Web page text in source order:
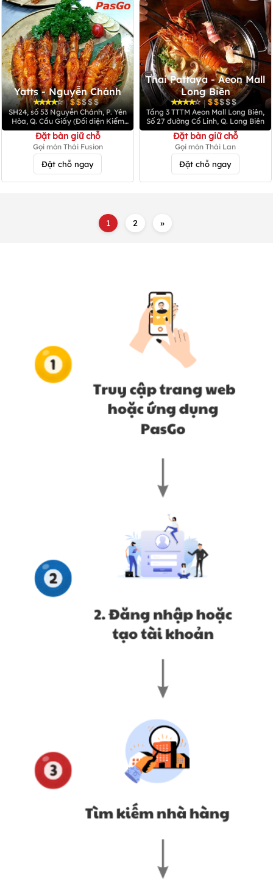
Yatts - Nguyễn Chánh
|
SH24, số 53 Nguyễn Chánh, P. Yên
Hòa, Q. Cầu Giấy (Đối diện Kiểm
Toán Nhà Nước 116 Nguyễn
Chánh)
Đặt bàn giữ chỗ
Gọi món Thái Fusion
Đặt chỗ ngay
Thai Pattaya - Aeon Mall
Long Biên
|
Tầng 3 TTTM Aeon Mall Long Biên,
Số 27 đường Cổ Linh, Q. Long Biên
Đặt bàn giữ chỗ
Gọi món Thái Lan
Đặt chỗ ngay
1 2 »